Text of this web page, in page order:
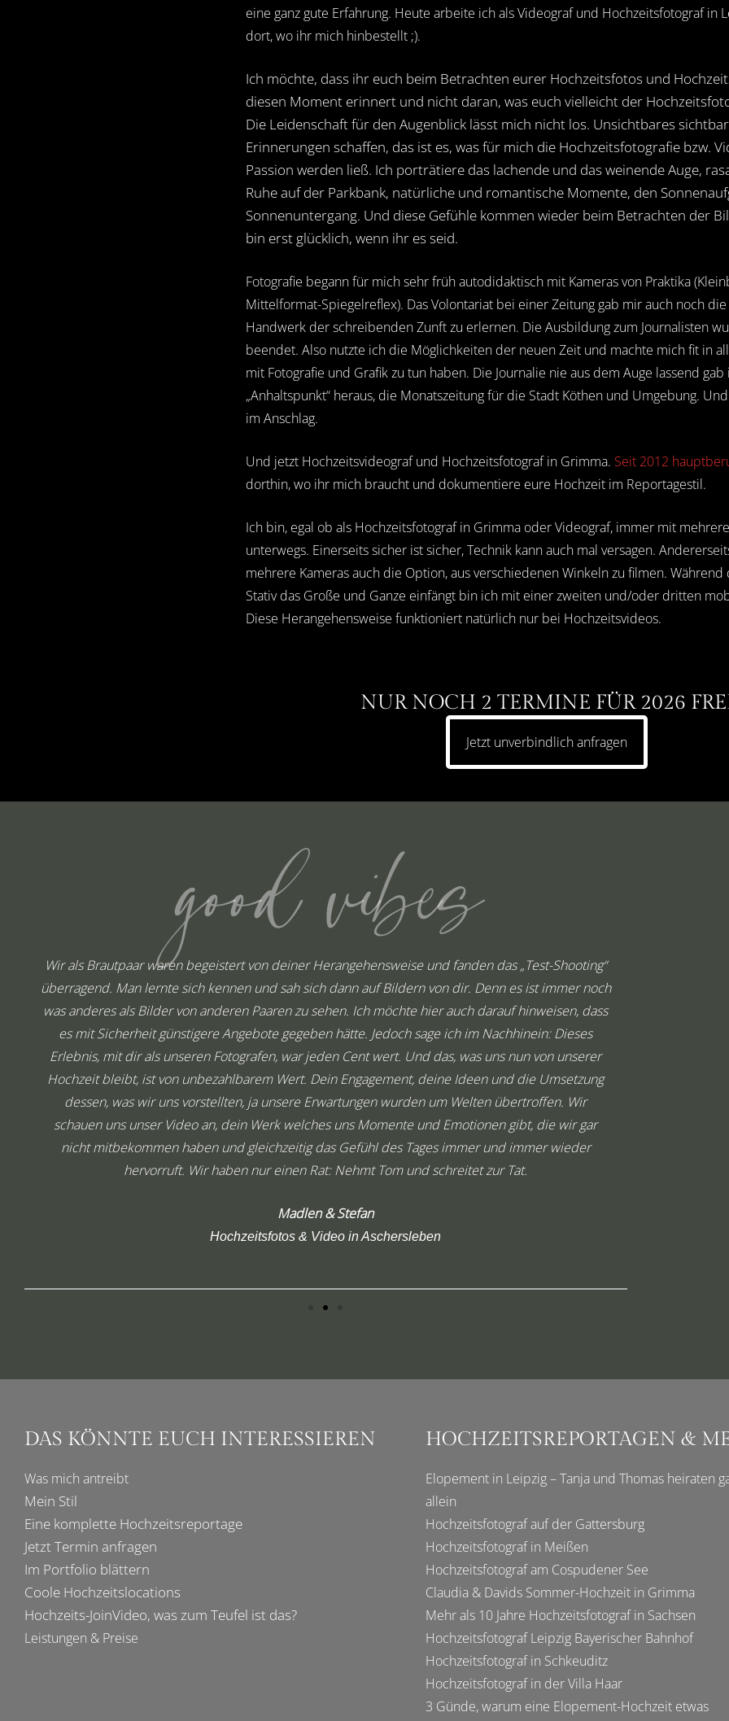
eine ganz gute Erfahrung. Heute arbeite ich als Videograf und Hochzeitsfotograf in
dort, wo ihr mich hinbestellt ;).
Ich möchte, dass ihr euch beim Betrachten eurer Hochzeitsfotos und
diesen Moment erinnert und nicht daran, was euch vielleicht der
Die Leidenschaft für den Augenblick lässt mich nicht los. Unsichtbares
Erinnerungen schaffen, das ist es, was für mich die Hochzeitsfotografie bzw.
Passion werden ließ. Ich porträtiere das lachende und das weinende Auge,
Ruhe auf der Parkbank, natürliche und romantische Momente, den
Sonnenuntergang. Und diese Gefühle kommen wieder beim Betrachten der
bin erst glücklich, wenn ihr es seid.
Fotografie begann für mich sehr früh autodidaktisch mit Kameras von Praktika
Mittelformat-Spiegelreflex). Das Volontariat bei einer Zeitung gab mir auch noch
Handwerk der schreibenden Zunft zu erlernen. Die Ausbildung zum Journalisten
beendet. Also nutzte ich die Möglichkeiten der neuen Zeit und machte mich fit in
mit Fotografie und Grafik zu tun haben. Die Journalie nie aus dem Auge lassend
„Anhaltspunkt“ heraus, die Monatszeitung für die Stadt Köthen und Umgebung.
im Anschlag.
Und jetzt Hochzeitsvideograf und Hochzeitsfotograf in Grimma. Seit 2012
dorthin, wo ihr mich braucht und dokumentiere eure Hochzeit im Reportagestil.
Ich bin, egal ob als Hochzeitsfotograf in Grimma oder Videograf, immer mit
unterwegs. Einerseits sicher ist sicher, Technik kann auch mal versagen.
mehrere Kameras auch die Option, aus verschiedenen Winkeln zu filmen.
Stativ das Große und Ganze einfängt bin ich mit einer zweiten und/oder dritten
Diese Herangehensweise funktioniert natürlich nur bei Hochzeitsvideos.
NUR NOCH 2 TERMINE FÜR 2026
Jetzt unverbindlich anfragen
good vibes
Wir als Brautpaar waren begeistert von deiner Herangehensweise und fanden das „Test-Shooting“
überragend. Man lernte sich kennen und sah sich dann auf Bildern von dir. Denn es ist immer noch
was anderes als Bilder von anderen Paaren zu sehen. Ich möchte hier auch darauf hinweisen, dass
es mit Sicherheit günstigere Angebote gegeben hätte. Jedoch sage ich im Nachhinein: Dieses
Erlebnis, mit dir als unseren Fotografen, war jeden Cent wert. Und das, was uns nun von unserer
Hochzeit bleibt, ist von unbezahlbarem Wert. Dein Engagement, deine Ideen und die Umsetzung
dessen, was wir uns vorstellten, ja unsere Erwartungen wurden um Welten übertroffen. Wir
schauen uns unser Video an, dein Werk welches uns Momente und Emotionen gibt, die wir gar
nicht mitbekommen haben und gleichzeitig das Gefühl des Tages immer und immer wieder
hervorruft. Wir haben nur einen Rat: Nehmt Tom und schreitet zur Tat.
Madlen & Stefan
Hochzeitsfotos & Video in Aschersleben
DAS KÖNNTE EUCH INTERESSIEREN
Was mich antreibt
Mein Stil
Eine komplette Hochzeitsreportage
Jetzt Termin anfragen
Im Portfolio blättern
Coole Hochzeitslocations
Hochzeits-JoinVideo, was zum Teufel ist das?
Leistungen & Preise
HOCHZEITSREPORTAGEN &
Elopement in Leipzig – Tanja und Thomas heiraten
allein
Hochzeitsfotograf auf der Gattersburg
Hochzeitsfotograf in Meißen
Hochzeitsfotograf am Cospudener See
Claudia & Davids Sommer-Hochzeit in Grimma
Mehr als 10 Jahre Hochzeitsfotograf in Sachsen
Hochzeitsfotograf Leipzig Bayerischer Bahnhof
Hochzeitsfotograf in Schkeuditz
Hochzeitsfotograf in der Villa Haar
3 Günde, warum eine Elopement-Hochzeit etwas